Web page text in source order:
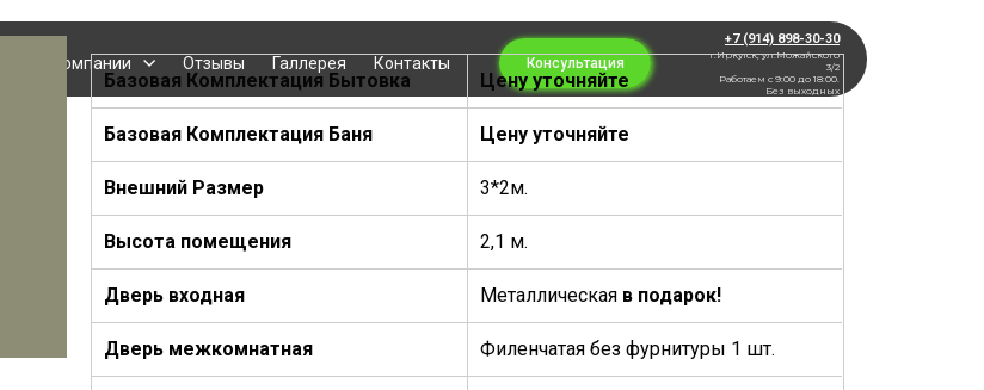
О компании Отзывы Галлерея Контакты Консультация
+7 (914) 898-30-30
г.Иркутск, ул.Можайского
3/2
Работаем с 9:00 до 18:00.
Без выходных
Базовая Комплектация Бытовка Цену уточняйте
Базовая Комплектация Баня Цену уточняйте
Внешний Размер 3*2м.
Высота помещения 2,1 м.
Дверь входная Металлическая в подарок!
Дверь межкомнатная Филенчатая без фурнитуры 1 шт.